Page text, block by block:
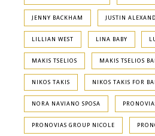
JENNY BACKHAM JUSTIN
LILLIAN WEST LINA BABY
MAKIS TSELIOS MAKIS TSELIOS
NIKOS TAKIS NIKOS TAKIS FOR
NORA NAVIANO SPOSA
PRONOVIAS GROUP NICOLE